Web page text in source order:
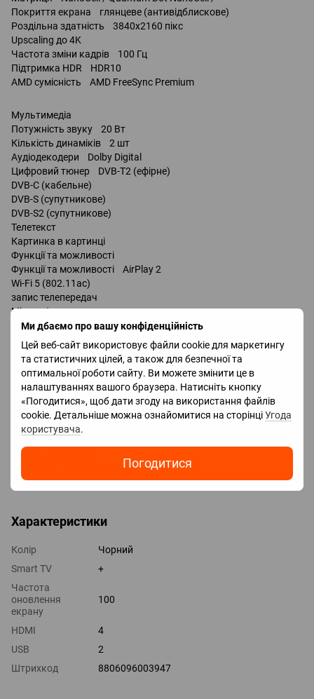
Ми дбаємо про вашу конфіденційність
Цей веб-сайт використовує файли cookie для маркетингу
та статистичних цілей, а також для безпечної та
оптимальної роботи сайту. Ви можете змінити це в
налаштуваннях вашого браузера. Натисніть кнопку
«Погодитися», щоб дати згоду на використання файлів
cookie. Детальніше можна ознайомитися на сторінціУгода
користувача.
Погодитися
Покриття екрана глянцеве (антивідблискове)
Роздільна здатність 3840x2160 пікс
Upscaling до 4K
Частота зміни кадрів 100 Гц
Підтримка HDR HDR10
AMD сумісність AMD FreeSync Premium
Мультимедіа
Потужність звуку 20 Вт
Кількість динаміків 2 шт
Аудіодекодери Dolby Digital
Цифровий тюнер DVB-T2 (ефірне)
DVB-C (кабельне)
DVB-S (супутникове)
DVB-S2 (супутникове)
Телетекст
Картинка в картинці
Функції та можливості
Функції та можливості AirPlay 2
Wi-Fi 5 (802.11ac)
запис телепередач
Miracast
Bluetooth v 5.0
підтримка DLNA
керування голосом
мультимедійний (аеропульт)
Роз'єми
Входи USB 2 шт
LAN
Технології HDMI VRR, ALLM
Виходи оптичний
Характеристики
Колір
Чорний
Smart TV
+
Частота
оновлення
екрану
100
HDMI
4
USB
2
Штрихкод
8806096003947